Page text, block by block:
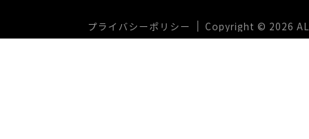
プライバシーポリシー Copyright © 2026